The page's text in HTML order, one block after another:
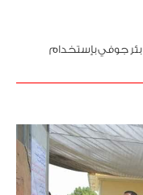
وزيري الري والزراعة يتفقدان مشروع تحويل ٨٥ بئر جوفي بإستخدام